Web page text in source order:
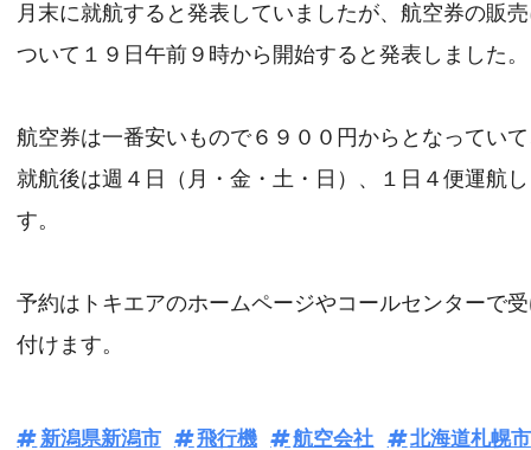
月末に就航すると発表していましたが、航空券の販
ついて１９日午前９時から開始すると発表しました。
航空券は一番安いもので６９００円からとなってい
就航後は週４日（月・金・土・日）、１日４便運航
す。
予約はトキエアのホームページやコールセンターで
付けます。
新潟県新潟市 飛行機 航空会社 北海道札幌市